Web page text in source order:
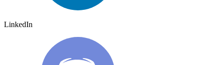
LinkedIn